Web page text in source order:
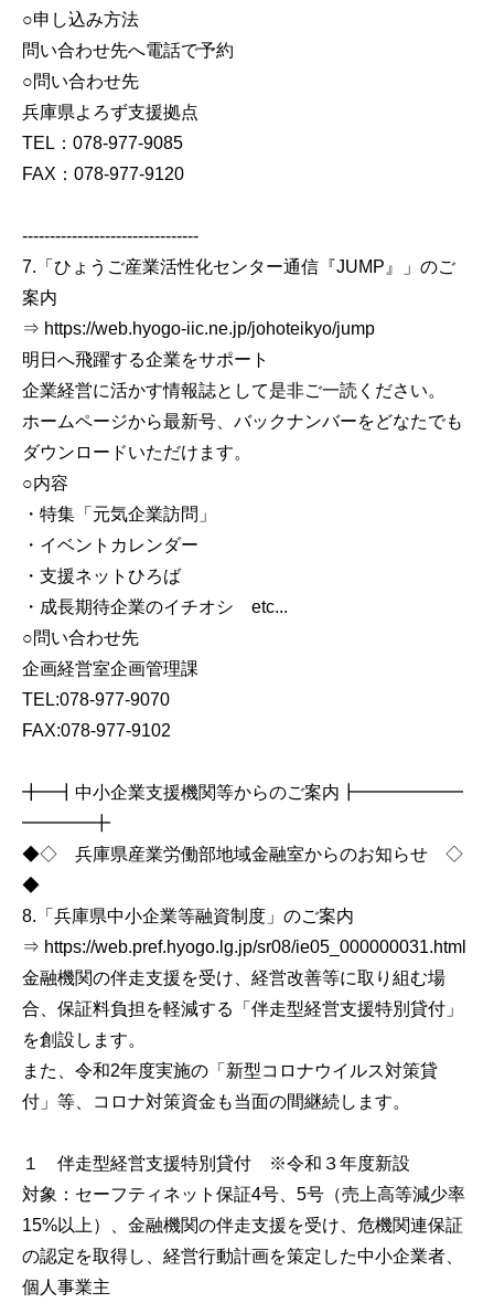
○申し込み方法
問い合わせ先へ電話で予約
○問い合わせ先
兵庫県よろず支援拠点
TEL：078-977-9085
FAX：078-977-9120
--------------------------------
7.「ひょうご産業活性化センター通信『JUMP』」のご
案内
⇒ https://web.hyogo-iic.ne.jp/johoteikyo/jump
明日へ飛躍する企業をサポート
企業経営に活かす情報誌として是非ご一読ください。
ホームページから最新号、バックナンバーをどなたでも
ダウンロードいただけます。
○内容
・特集「元気企業訪問」
・イベントカレンダー
・支援ネットひろば
・成長期待企業のイチオシ etc...
○問い合わせ先
企画経営室企画管理課
TEL:078-977-9070
FAX:078-977-9102
╋━┫中小企業支援機関等からのご案内┣━━━━━━
━━━━╋
◆◇ 兵庫県産業労働部地域金融室からのお知らせ ◇
◆
8.「兵庫県中小企業等融資制度」のご案内
⇒ https://web.pref.hyogo.lg.jp/sr08/ie05_000000031.html
金融機関の伴走支援を受け、経営改善等に取り組む場
合、保証料負担を軽減する「伴走型経営支援特別貸付」
を創設します。
また、令和2年度実施の「新型コロナウイルス対策貸
付」等、コロナ対策資金も当面の間継続します。
１ 伴走型経営支援特別貸付 ※令和３年度新設
対象：セーフティネット保証4号、5号（売上高等減少率
15%以上）、金融機関の伴走支援を受け、危機関連保証
の認定を取得し、経営行動計画を策定した中小企業者、
個人事業主